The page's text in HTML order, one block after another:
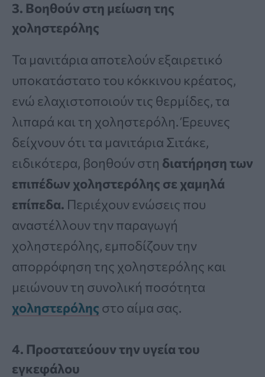
3. Βοηθούν στη μείωση της
χοληστερόλης
Τα μανιτάρια αποτελούν εξαιρετικό
υποκατάστατο του κόκκινου κρέατος,
ενώ ελαχιστοποιούν τις θερμίδες, τα
λιπαρά και τη χοληστερόλη. Έρευνες
δείχνουν ότι τα μανιτάρια Σιτάκε,
ειδικότερα, βοηθούν στη διατήρηση των
επιπέδων χοληστερόλης σε χαμηλά
επίπεδα. Περιέχουν ενώσεις που
αναστέλλουν την παραγωγή
χοληστερόλης, εμποδίζουν την
απορρόφηση της χοληστερόλης και
μειώνουν τη συνολική ποσότητα
χοληστερόλης στο αίμα σας.
4. Προστατεύουν την υγεία του
εγκεφάλου